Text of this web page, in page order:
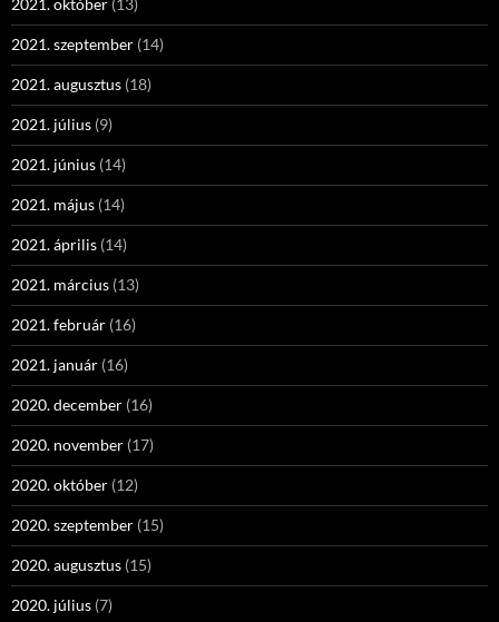
2021. október (13)
2021. szeptember (14)
2021. augusztus (18)
2021. július (9)
2021. június (14)
2021. május (14)
2021. április (14)
2021. március (13)
2021. február (16)
2021. január (16)
2020. december (16)
2020. november (17)
2020. október (12)
2020. szeptember (15)
2020. augusztus (15)
2020. július (7)